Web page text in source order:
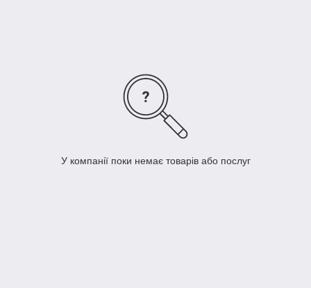
У компанії поки немає товарів або послуг